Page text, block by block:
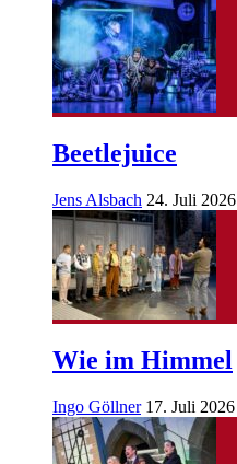
Beetlejuice
Jens Alsbach 24. Juli 2026
Wie im Himmel
Ingo Göllner 17. Juli 2026